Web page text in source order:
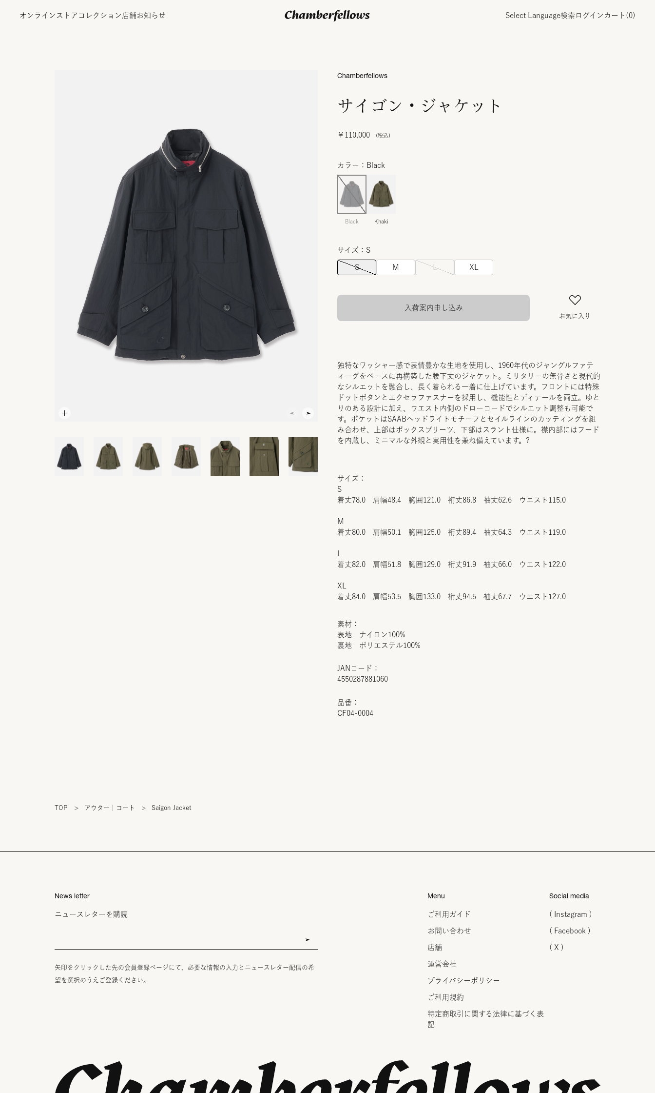
オンラインストア コレクション 店舗お知らせ Select Language検索 ログイン カート( 0)
サイゴン・ジャケット
￥110,000
JANコード：
4550287881060
品番：
CF04-0004
Chamberfellows
カラー：Black
Black Khaki
サイズ：S
S M L XL
お気に入り
入荷案内申し込み
独特なワッシャー感で表情豊かな生地を使用し、1960年代のジャングルファテ
ィーグをベースに再構築した腰下丈のジャケット。ミリタリーの無骨さと現代的
なシルエットを融合し、長く着られる一着に仕上げています。フロントには特殊
ドットボタンとエクセラファスナーを採用し、機能性とディテールを両立。ゆと
りのある設計に加え、ウエスト内側のドローコードでシルエット調整も可能で
す。ポケットはSAABヘッドライトモチーフとセイルラインのカッティングを組
み合わせ、上部はボックスプリーツ、下部はスラント仕様に。襟内部にはフード
を内蔵し、ミニマルな外観と実用性を兼ね備えています。?
サイズ：
S
着丈78.0 肩幅48.4 胸囲121.0 裄丈86.8 袖丈62.6 ウエスト115.0
M
着丈80.0 肩幅50.1 胸囲125.0 裄丈89.4 袖丈64.3 ウエスト119.0
着丈82.0 肩幅51.8 胸囲129.0 裄丈91.9 袖丈66.0 ウエスト122.0
XL
着丈84.0 肩幅53.5 胸囲133.0 裄丈94.5 袖丈67.7 ウエスト127.0
素材：
表地 ナイロン100%
裏地 ポリエステル100%
TOP > アウター｜コート > Saigon Jacket
News letter
ニュースレターを購読
矢印をクリックした先の会員登録ページにて、必要な情報の入力とニュースレター配信の希
望を選択のうえご登録ください。
Menu
ご利用ガイド
お問い合わせ
店舗
運営会社
プライバシーポリシー
ご利用規約
特定商取引に関する法律に 基づく表
記
Social media
( Instagram )
( Facebook )
( X )